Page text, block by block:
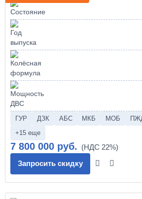
ГУР ДЗК АБС МКБ МОБ
+15 еще
7 800 000 руб.
Запросить скидку